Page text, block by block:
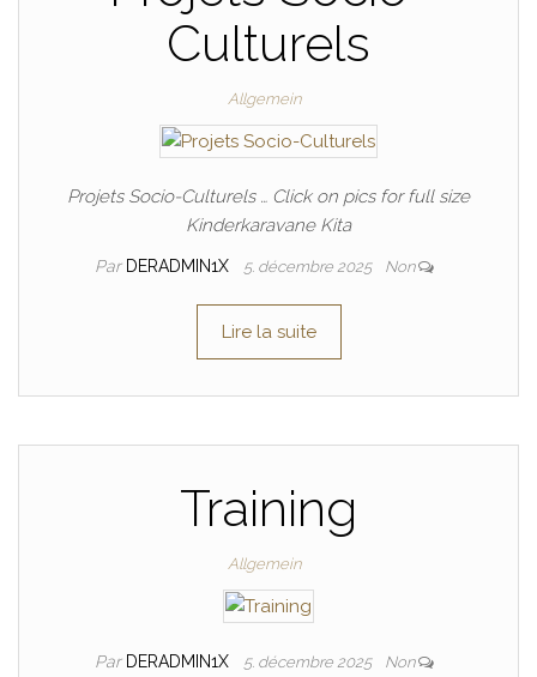
Culturels
Allgemein
Projets Socio-Culturels … Click on pics for full size
Kinderkaravane Kita
Par DERADMIN1X 5. décembre 2025 Non
Lire la suite
Training
Allgemein
Par DERADMIN1X 5. décembre 2025 Non